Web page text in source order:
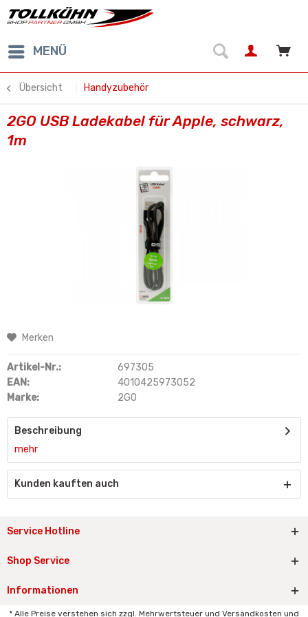
MENÜ
Übersicht Handyzubehör
2GO USB Ladekabel für Apple, schwarz,
1m
Merken
Artikel-Nr.:
697305
EAN:
4010425973052
Marke:
2GO
Beschreibung
mehr
Kunden kauften auch
Service Hotline
Shop Service
Informationen
* Alle Preise verstehen sich zzgl. Mehrwertsteuer und Versandkosten und